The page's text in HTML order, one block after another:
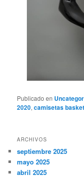
Publicado en
2020,camisetas
ARCHIVOS
septiembre 2025
mayo 2025
abril 2025